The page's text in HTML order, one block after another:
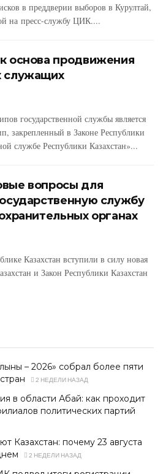
в преддверии выборов в Курултай,
на пресс-службу ЦИК....
основа продвижения
служащих
государственной службы является
закрепленный в Законе Республики
службе Республики Казахстан»...
вопросы для
службу
органах
Казахстан вступили в силу новая
и Закон Республики Казахстан
– 2026» собрал более пяти
2 НЕДЕЛИ НАЗАД
в области Абай: как проходит
политических партий
Казахстан: почему 23 августа
2 НЕДЕЛИ НАЗАД